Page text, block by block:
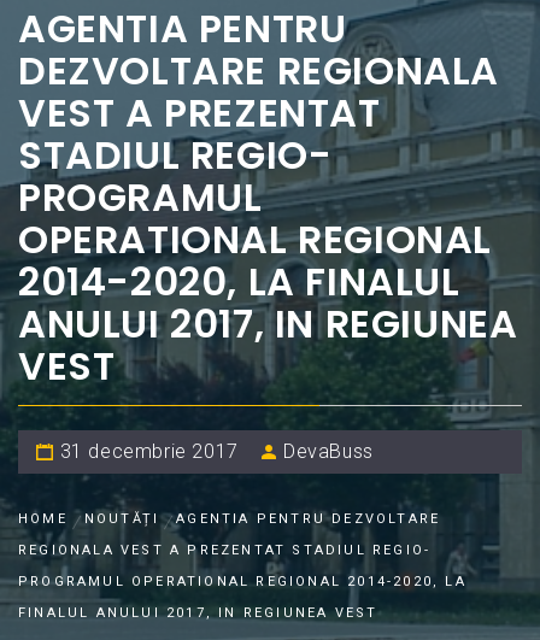
AGENTIA PENTRU
DEZVOLTARE REGIONALA
VEST A PREZENTAT
STADIUL REGIO-
PROGRAMUL
OPERATIONAL REGIONAL
2014-2020, LA FINALUL
ANULUI 2017, IN REGIUNEA
VEST
31 decembrie 2017 DevaBuss
HOME NOUTĂȚI
AGENTIA PENTRU DEZVOLTARE
REGIONALA VEST A PREZENTAT STADIUL REGIO-
PROGRAMUL OPERATIONAL REGIONAL 2014-2020, LA
FINALUL ANULUI 2017, IN REGIUNEA VEST